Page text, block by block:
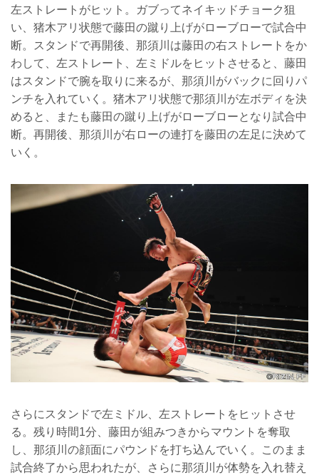
左ストレートがヒット。ガブってネイキッドチョーク狙
い、猪木アリ状態で藤田の蹴り上げがローブローで試合中
断。スタンドで再開後、那須川は藤田の右ストレートをか
わして、左ストレート、左ミドルをヒットさせると、藤田
はスタンドで腕を取りに来るが、那須川がバックに回りパ
ンチを入れていく。猪木アリ状態で那須川が左ボディを決
めると、またも藤田の蹴り上げがローブローとなり試合中
断。再開後、那須川が右ローの連打を藤田の左足に決めて
いく。
さらにスタンドで左ミドル、左ストレートをヒットさせ
る。残り時間1分、藤田が組みつきからマウントを奪取
し、那須川の顔面にパウンドを打ち込んでいく。このまま
試合終了から思われたが、さらに那須川が体勢を入れ替え